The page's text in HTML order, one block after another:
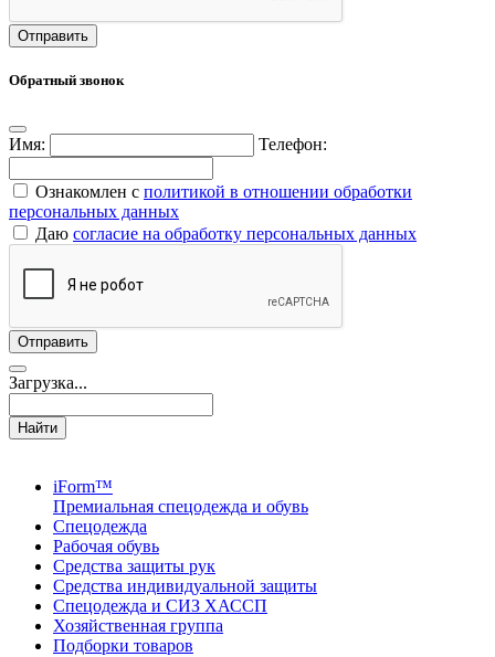
Обратный звонок
Имя: Телефон:
Ознакомлен с политикой в отношении обработки
персональных данных
Даю согласие на обработку персональных данных
Загрузка...
Найти
iForm™
Премиальная спецодежда и обувь
Спецодежда
Рабочая обувь
Средства защиты рук
Средства индивидуальной защиты
Спецодежда и СИЗ ХАССП
Хозяйственная группа
Подборки товаров